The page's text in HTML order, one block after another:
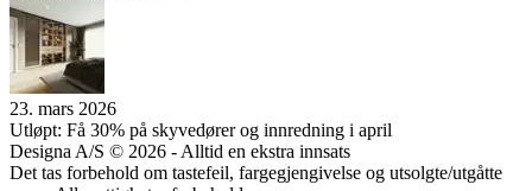
23. mars 2026
Utløpt: Få 30% på skyvedører og innredning i april
Designa A/S © 2026 - Alltid en ekstra innsats
Det tas forbehold om tastefeil, fargegjengivelse og utsolgte/utgåtte